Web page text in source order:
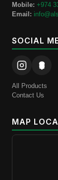
Mobile: +974
Email:
SOCIAL
All Products
Contact Us
MAP